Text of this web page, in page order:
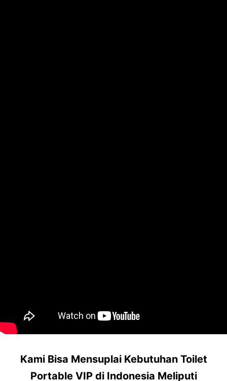
Kami Bisa Mensuplai Kebutuhan Toilet
Portable VIP di Indonesia Meliputi